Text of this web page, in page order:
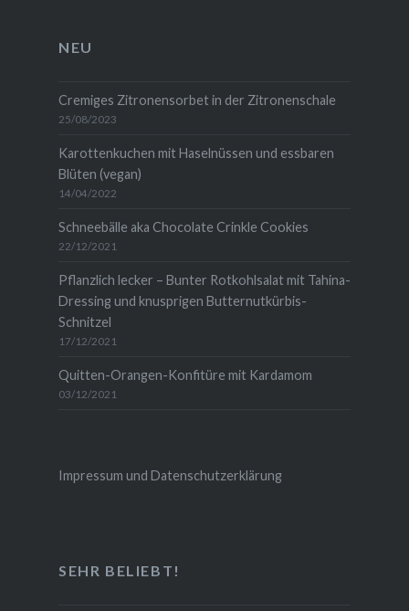
anzeigen
NEU
Cremiges Zitronensorbet in der Zitronenschale
25/08/2023
Karottenkuchen mit Haselnüssen und essbaren
Blüten (vegan)
14/04/2022
Schneebälle aka Chocolate Crinkle Cookies
22/12/2021
Pflanzlich lecker – Bunter Rotkohlsalat mit Tahina-
Dressing und knusprigen Butternutkürbis-
Schnitzel
17/12/2021
Quitten-Orangen-Konfitüre mit Kardamom
03/12/2021
Impressum und Datenschutzerklärung
SEHR BELIEBT!